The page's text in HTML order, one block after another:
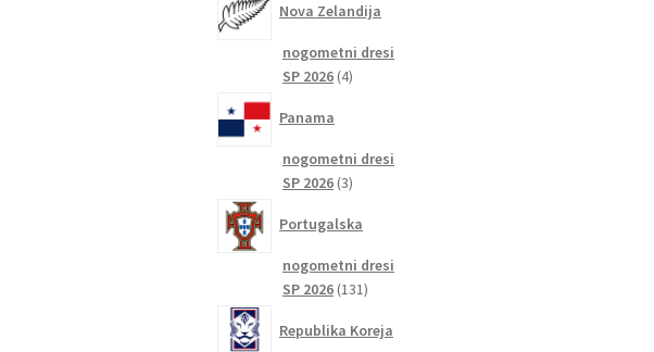
Nova Zelandija
nogometni dresi
SP 2026 44
Panama
nogometni dresi
SP 2026 33
Portugalska
nogometni dresi
SP 2026 131131
Republika Koreja